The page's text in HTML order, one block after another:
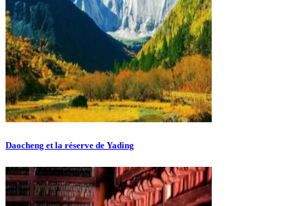
Daocheng et la réserve de Yading